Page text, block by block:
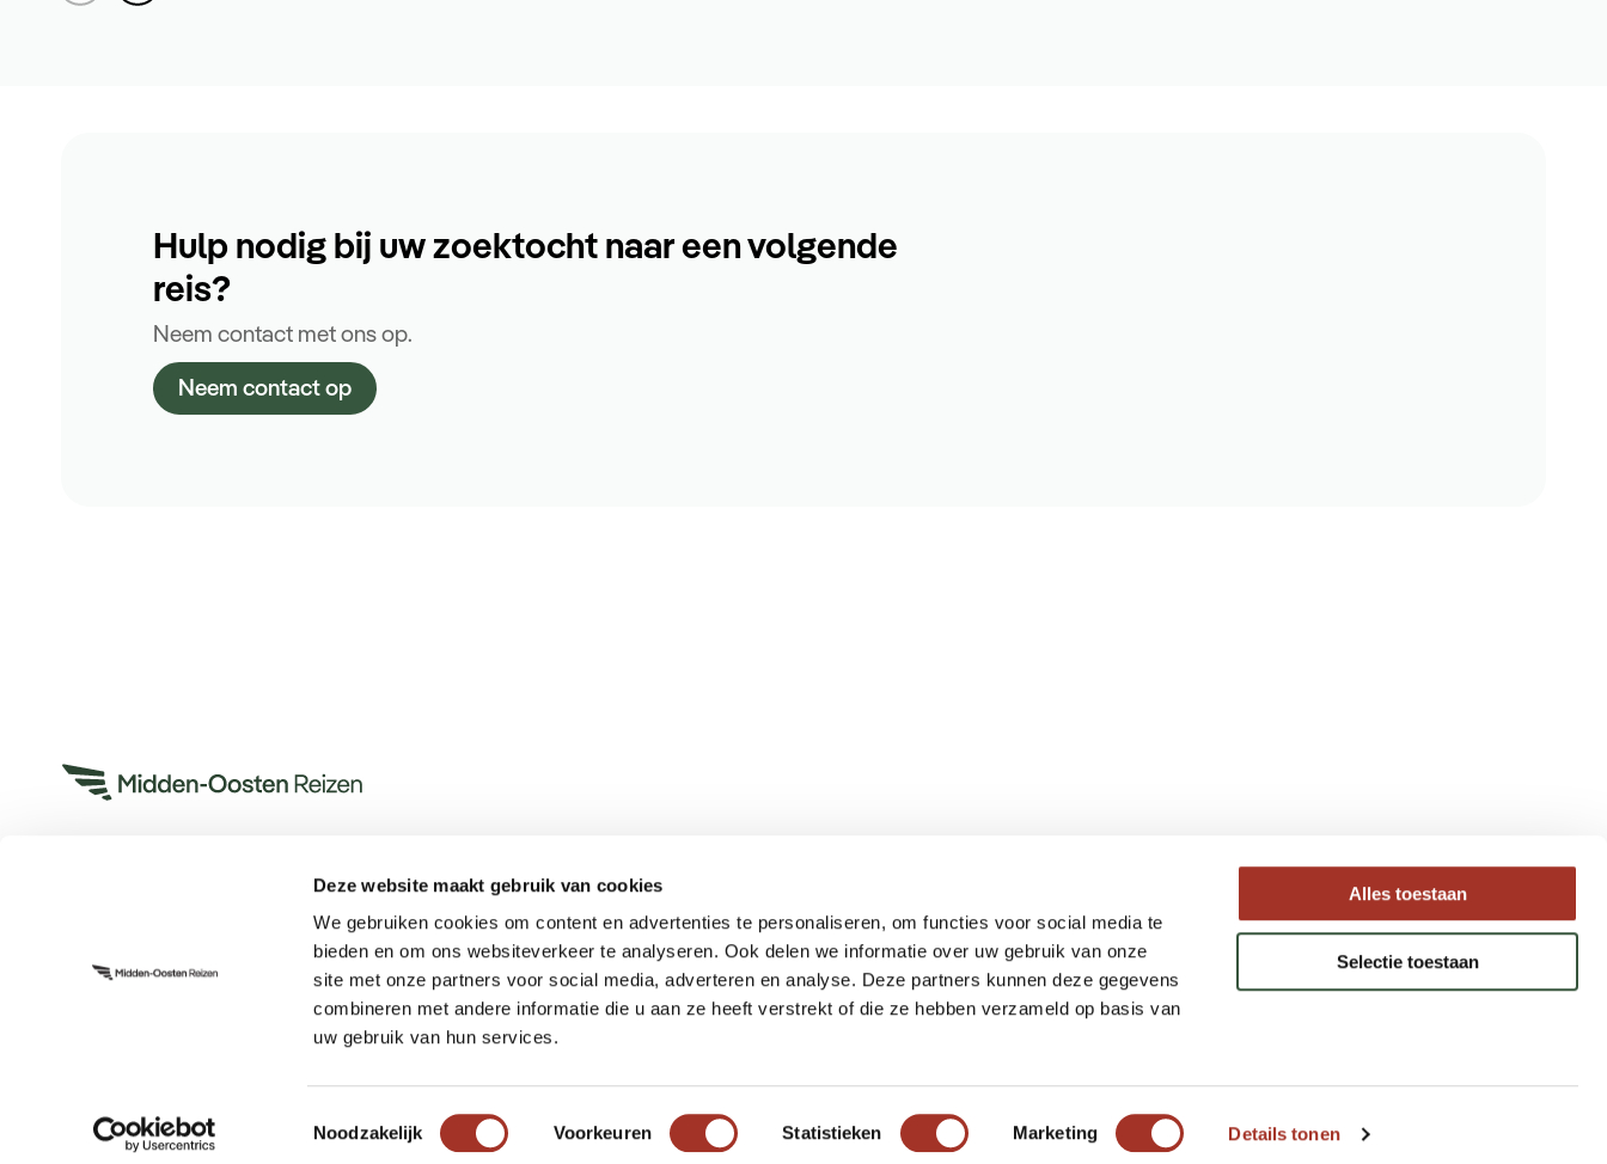
Deze website maakt gebruik van cookies
We gebruiken cookies om content en advertenties te personaliseren, om functies voor social media te
bieden en om ons websiteverkeer te analyseren. Ook delen we informatie over uw gebruik van onze
site met onze partners voor social media, adverteren en analyse. Deze partners kunnen deze gegevens
combineren met andere informatie die u aan ze heeft verstrekt of die ze hebben verzameld op basis van
uw gebruik van hun services.
Toestemmingsselectie
Noodzakelijk Voorkeuren Statistieken Marketing Details tonen
Alles toestaan
Selectie toestaan
Hulp nodig bij uw zoektocht naar een volgende
reis?
Neem contact met ons op.
Neem contact op
Bel ons op +31 (0)73 22 00 553
Meer informatie
Actueel
Keurmerken
Verantwoord op reis
Vacatures
Maatwerk Rondreizen
Luxe Reizen